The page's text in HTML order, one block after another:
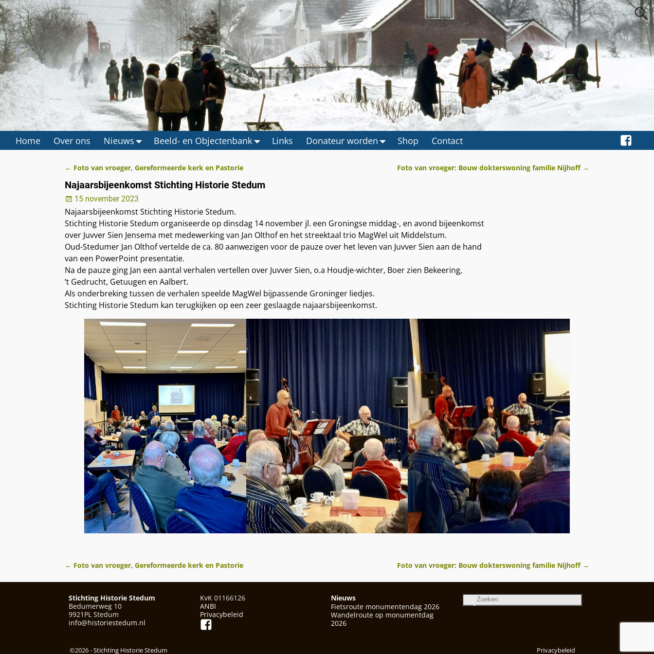
Home Over ons Nieuws Beeld- en Objectenbank Links Donateur worden Shop Contact
Berichtnavigatie
← Foto van vroeger, Gereformeerde kerk en Pastorie Foto van vroeger: Bouw dokterswoning familie Nijhoff →
Najaarsbijeenkomst Stichting Historie Stedum
15 november 2023
Najaarsbijeenkomst Stichting Historie Stedum.
Stichting Historie Stedum organiseerde op dinsdag 14 november jl. een Groningse middag-, en avond bijeenkomst
over Juvver Sien Jensema met medewerking van Jan Olthof en het streektaal trio MagWel uit Middelstum.
Oud-Stedumer Jan Olthof vertelde de ca. 80 aanwezigen voor de pauze over het leven van Juvver Sien aan de hand
van een PowerPoint presentatie.
Na de pauze ging Jan een aantal verhalen vertellen over Juvver Sien, o.a Houdje-wichter, Boer zien Bekeering,
’t Gedrucht, Getuugen en Aalbert.
Als onderbreking tussen de verhalen speelde MagWel bijpassende Groninger liedjes.
Stichting Historie Stedum kan terugkijken op een zeer geslaagde najaarsbijeenkomst.
← Foto van vroeger, Gereformeerde kerk en Pastorie Foto van vroeger: Bouw dokterswoning familie Nijhoff →
Stichting Historie Stedum
Bedumerweg 10
9921PL Stedum
info@historiestedum.nl
KvK 01166126
ANBI
Privacybeleid
Nieuws
Fietsroute monumentendag 2026
Wandelroute op monumentdag
2026
©2026 -Stichting Historie Stedum Privacybeleid